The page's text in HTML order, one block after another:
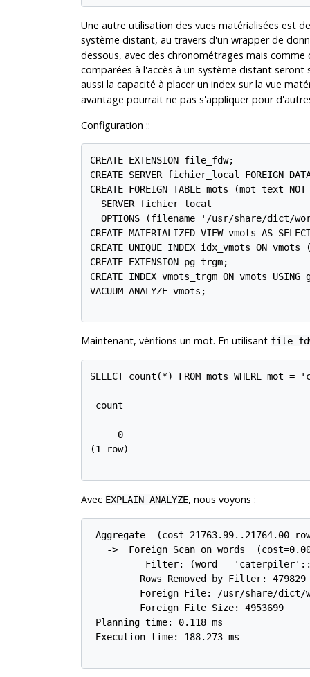
Une autre utilisation des vues matérialisées est
système distant, au travers d'un wrapper de
dessous, avec des chronométrages mais
comparées à l'accès à un système distant
aussi la capacité à placer un index sur la vue
avantage pourrait ne pas s'appliquer pour
Configuration ::
CREATE EXTENSION file_fdw;
CREATE SERVER fichier_local FOREIGN
CREATE FOREIGN TABLE mots (mot text NOT
  SERVER fichier_local
OPTIONS (filename '/usr/share/dict/
CREATE MATERIALIZED VIEW vmots AS
CREATE UNIQUE INDEX idx_vmots ON
CREATE EXTENSION pg_trgm;
CREATE INDEX vmots_trgm ON vmots
VACUUM ANALYZE vmots;
Maintenant, vérifions un mot. En utilisant
SELECT count(*) FROM mots WHERE mot
count
-------
     0
(1 row)
Avec EXPLAIN ANALYZE, nous voyons :
Aggregate  (cost=21763.99..21764.00
->  Foreign Scan on words
Filter: (word =
         Rows Removed by Filter: 479829
Foreign File: /usr/share/dict/
         Foreign File Size: 4953699
Planning time: 0.118 ms
Execution time: 188.273 ms